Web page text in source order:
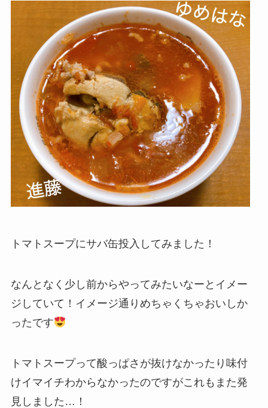
トマトスープにサバ缶投入してみました！
なんとなく少し前からやってみたいなーとイメー
ジしていて！イメージ通りめちゃくちゃおいしか
ったです
トマトスープって酸っぱさが抜けなかったり味付
けイマイチわからなかったのですがこれもまた発
見しました…！